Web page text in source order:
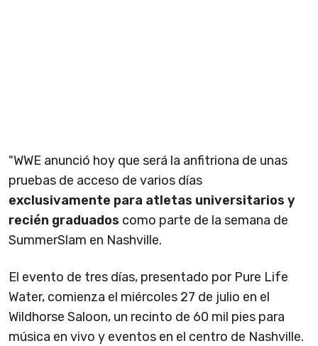
"WWE anunció hoy que será la anfitriona de unas
pruebas de acceso de varios días
exclusivamente para atletas universitarios y
recién graduados como parte de la semana de
SummerSlam en Nashville.
El evento de tres días, presentado por Pure Life
Water, comienza el miércoles 27 de julio en el
Wildhorse Saloon, un recinto de 60 mil pies para
música en vivo y eventos en el centro de Nashville.